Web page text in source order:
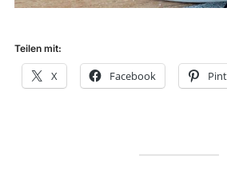
Teilen mit:
X Facebook